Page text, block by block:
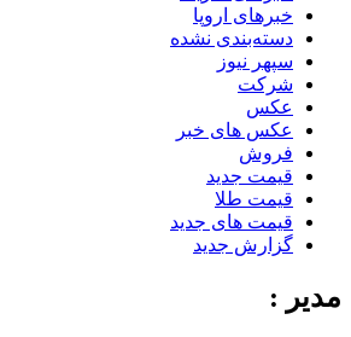
خبرهای اروپا
دسته‌بندی نشده
سپهر نیوز
شرکت
عکس
عکس های خبر
فروش
قیمت جدید
قیمت طلا
قیمت های جدید
گزارش جدید
مدیر :